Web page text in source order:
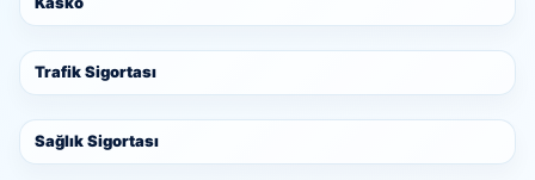
Trafik Sigortası
Sağlık Sigortası